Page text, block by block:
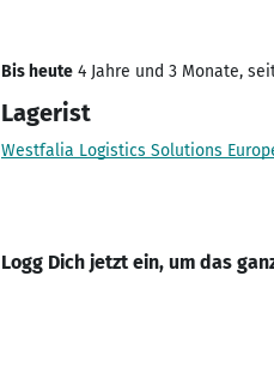
Bis heute 4 Jahre und 3 Monate,
Lagerist
Westfalia Logistics Solutions
Logg Dich jetzt ein, um das